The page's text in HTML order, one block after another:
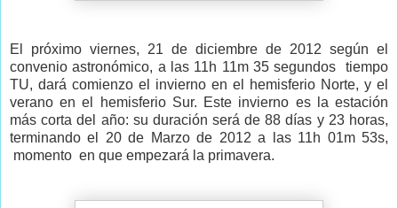
El próximo viernes, 21 de diciembre de 2012 según el
convenio astronómico, a las 11h 11m 35 segundos tiempo
TU, dará comienzo el invierno en el hemisferio Norte, y el
verano en el hemisferio Sur. Este invierno es la estación
más corta del año: su duración será de 88 días y 23 horas,
terminando el 20 de Marzo de 2012 a las 11h 01m 53s,
momento en que empezará la primavera.